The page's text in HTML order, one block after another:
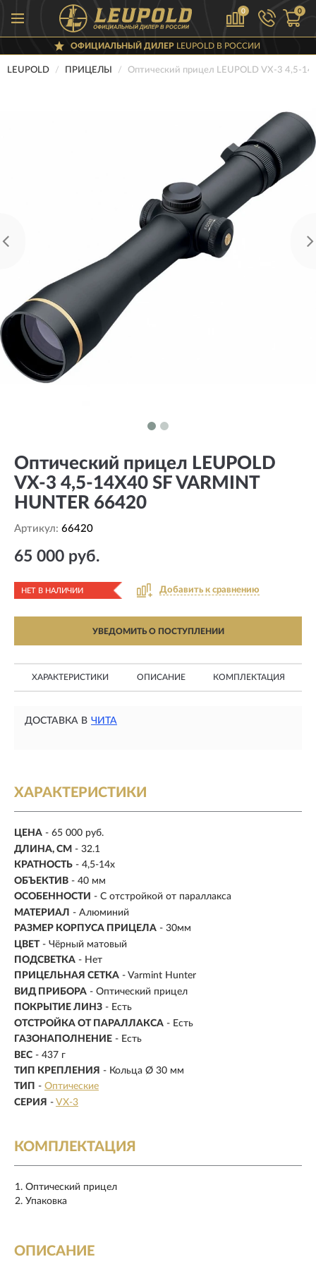
0 0
ОФИЦИАЛЬНЫЙ ДИЛЕР LEUPOLD В РОССИИ
LEUPOLD ПРИЦЕЛЫ Оптический прицел LEUPOLD VX-3 4,5-
Оптический прицел LEUPOLD
VX-3 4,5-14X40 SF VARMINT
HUNTER 66420
Артикул: 66420
65 000 руб.
НЕТ В НАЛИЧИИ Добавить к сравнению
УВЕДОМИТЬ О ПОСТУПЛЕНИИ
ХАРАКТЕРИСТИКИ ОПИСАНИЕ КОМПЛЕКТАЦИЯ
ДОСТАВКА В ЧИТА
ХАРАКТЕРИСТИКИ
ЦЕНА - 65 000 руб.
ДЛИНА, СМ - 32.1
КРАТНОСТЬ - 4,5-14х
ОБЪЕКТИВ - 40 мм
ОСОБЕННОСТИ - С отстройкой от параллакса
МАТЕРИАЛ - Алюминий
РАЗМЕР КОРПУСА ПРИЦЕЛА - 30мм
ЦВЕТ - Чёрный матовый
ПОДСВЕТКА - Нет
ПРИЦЕЛЬНАЯ СЕТКА - Varmint Hunter
ВИД ПРИБОРА - Оптический прицел
ПОКРЫТИЕ ЛИНЗ - Есть
ОТСТРОЙКА ОТ ПАРАЛЛАКСА - Есть
ГАЗОНАПОЛНЕНИЕ - Есть
ВЕС - 437 г
ТИП КРЕПЛЕНИЯ - Кольца Ø 30 мм
ТИП - Оптические
СЕРИЯ - VX-3
КОМПЛЕКТАЦИЯ
Оптический прицел
Упаковка
ОПИСАНИЕ